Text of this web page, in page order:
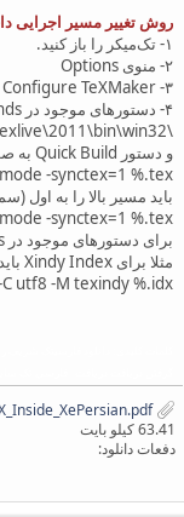
روش تغییر مسیر اجرایی
۱- تک‌میکر را باز کنید.
۲- منوی Options
۳- Configure TeXMaker
۴- دستورهای موجود در Commands و Quick Build را به این صورت تغییر دهید که مثلا فرض کنیم مسیر bin تک‌لایو مسیر زیر هست:
و دستور Quick Build به صورت زیر است:
-synctex=1 %.tex
باید مسیر بالا را به اول
-synctex=1 %.tex
برای دستورهای موجود در Commands هم به این صورت عمل کنید.
مثلا برای Xindy Index باید دستورش به صورت زیر تبدیل شود:
utf8 -M texindy %.idx
Install_Guide_FarsiTeX_Inside_XePersian.pdf
63.41 کیلو بایت
دفعات دانلود: